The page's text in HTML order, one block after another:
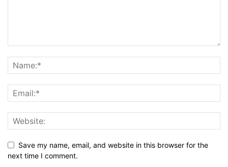
Save my name, email, and website in this browser for the
next time I comment.